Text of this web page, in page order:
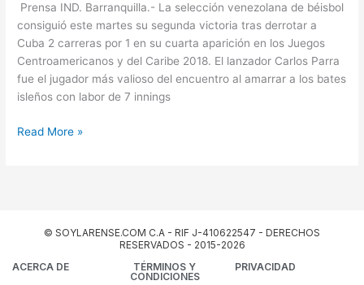
Prensa IND. Barranquilla.- La selección venezolana de béisbol
consiguió este martes su segunda victoria tras derrotar a
Cuba 2 carreras por 1 en su cuarta aparición en los Juegos
Centroamericanos y del Caribe 2018. El lanzador Carlos Parra
fue el jugador más valioso del encuentro al amarrar a los bates
isleños con labor de 7 innings
esperanza
por
las
medallas
Read More »
© SOYLARENSE.COM C.A - RIF J-410622547 - DERECHOS
RESERVADOS - 2015-2026
ACERCA DE
TÉRMINOS Y
CONDICIONES
PRIVACIDAD